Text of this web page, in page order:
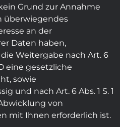
Grund zur Annahme
überwiegendes
an der
Daten haben,
Weitergabe nach Art. 6
eine gesetzliche
sowie
und nach Art. 6 Abs. 1 S. 1
von
mit Ihnen erforderlich ist.